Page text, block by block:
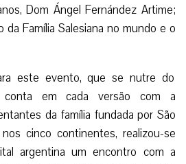
Dom Ángel Fernández Artime;
da Família Salesiana no mundo e o
este evento, que se nutre do
conta em cada versão com a
da família fundada por São
cinco continentes, realizou-se
argentina um encontro com a